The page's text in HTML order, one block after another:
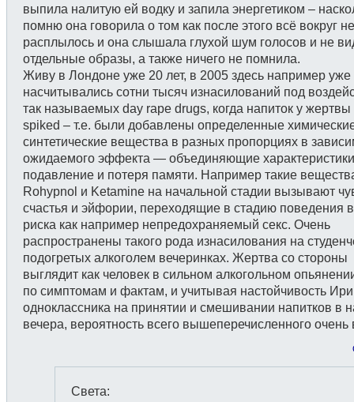
выпила налитую ей водку и запила энергетиком –
помню она говорила о том как после этого всё вокруг
расплылось и она слышала глухой шум голосов и не
отдельные образы, а также ничего не помнила.
Живу в Лондоне уже 20 лет, в 2005 здесь например уже
насчитывались сотни тысяч изнасилований под
так называемых day rape drugs, когда напиток у
spiked – т.е. были добавлены определенные
синтетические вещества в разных пропорциях в
ожидаемого эффекта — объединяющие характеристики
подавление и потеря памяти. Например такие
Rohypnol и Ketamine на начальной стадии вызывают
счастья и эйфории, переходящие в стадию поведения
риска как например непредохраняемый секс. Очень
распространены такого рода изнасилования на
подогретых алкоголем вечеринках. Жертва со стороны
выглядит как человек в сильном алкогольном
по симптомам и фактам, и учитывая настойчивость
одноклассника на принятии и смешивании напитков в
вечера, вероятность всего вышеперечисленного очень
Света: